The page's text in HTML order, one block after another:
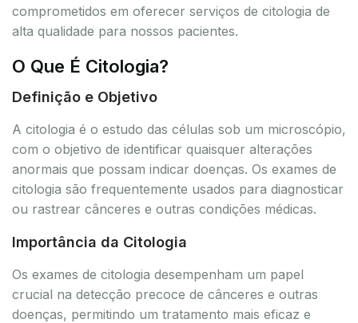
comprometidos em oferecer serviços de citologia de
alta qualidade para nossos pacientes.
O Que É Citologia?
Definição e Objetivo
A citologia é o estudo das células sob um microscópio,
com o objetivo de identificar quaisquer alterações
anormais que possam indicar doenças. Os exames de
citologia são frequentemente usados para diagnosticar
ou rastrear cânceres e outras condições médicas.
Importância da Citologia
Os exames de citologia desempenham um papel
crucial na detecção precoce de cânceres e outras
doenças, permitindo um tratamento mais eficaz e